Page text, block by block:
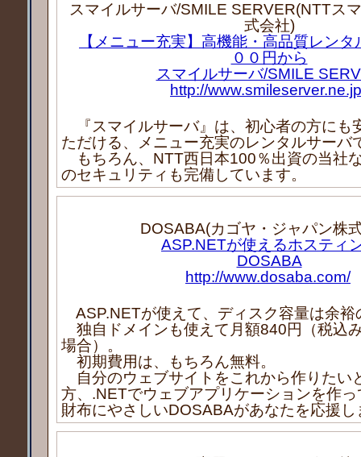
スマイルサーバ/SMILE SERVER(NTTス
式会社)
【メニュー充実】高機能・高品質レン
００円から
スマイルサーバ/SMILE
http://
『スマイルサーバ』は、初心者の方にも
ただける、メニュー充実のレンタルサーバ
もちろん、NTT西日本100％出資の当社
のセキュリティも完備しています。
DOSABA(カゴヤ・ジャパン株
ASP.NETが使えるホスティ
DOSABA
http://www.dosaba.com/
ASP.NETが使えて、ディスク容量は余裕
独自ドメインも使えて月額840円（税込
場合）。
初期費用は、もちろん無料。
自分のウェブサイトをこれから作りたい
方、.NETでウェブアプリケーションを作
財布にやさしいDOSABAがあなたを応援し